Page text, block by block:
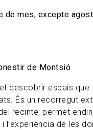
de mes, excepte
de Montsió
descobrir espais que
És un recorregut
recinte, permet
l’experiència de les